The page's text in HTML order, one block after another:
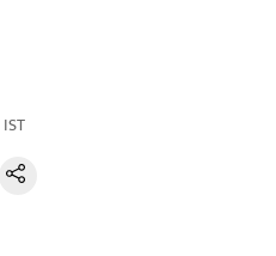
IST